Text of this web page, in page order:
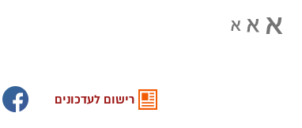
רישום לעדכונים